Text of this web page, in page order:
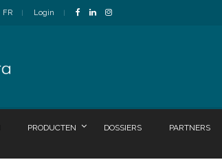
FR Login
PRODUCTEN DOSSIERS PARTNERS